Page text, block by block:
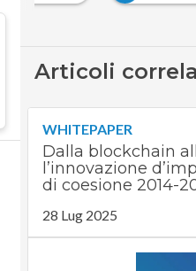
Articoli
WHITEPAPER
Dalla blockchain
l’innovazione
di coesione 2014-
28 Lug 2025